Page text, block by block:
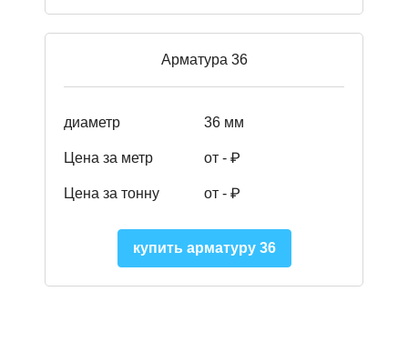
Арматура 36
диаметр 36 мм
Цена за метр от - ₽
Цена за тонну от - ₽
купить арматуру 36